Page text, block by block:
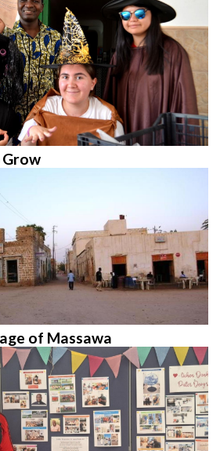
Grow
of Massawa